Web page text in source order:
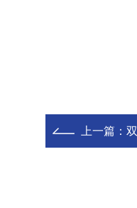
上一篇：